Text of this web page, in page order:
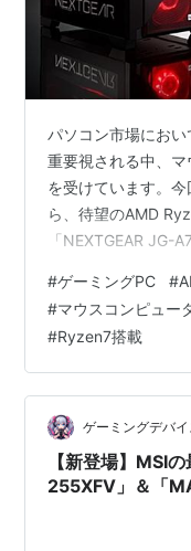
パソコン市場にお
重要視される中、
を受けています。
ら、待望のAMD
「NEXTGEAR JG-
らの最新モデルにつ
がゲーミングPCと
す。 新モデル「
は？ AMD Ryzen 7
A7G7S/JG-…
#ゲーミングPC #
#マウスコンピュー
#Ryzen7搭載
ゲーミングデバイ
【新登場】MSI
255XFV」＆「